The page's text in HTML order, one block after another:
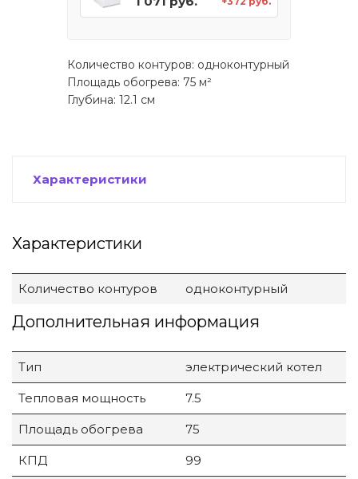
Количество контуров: одноконтурный
Площадь обогрева: 75 м²
Глубина: 12.1 см
Характеристики
Характеристики
Количество контуров одноконтурный
Дополнительная информация
Тип электрический котел
Тепловая мощность 7.5
Площадь обогрева 75
КПД 99